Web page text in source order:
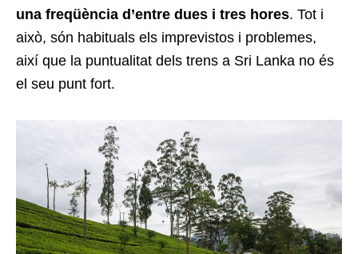
una freqüència d’entre dues i tres hores. Tot i
això, són habituals els imprevistos i problemes,
així que la puntualitat dels trens a Sri Lanka no és
el seu punt fort.